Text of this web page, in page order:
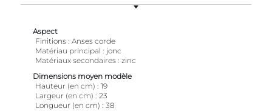
Aspect
Finitions Anses corde
Matériau principal
jonc
Matériaux secondaires zinc
Dimensions moyen modèle
Hauteur (en cm)
19
Largeur (en cm)
23
Longueur (en cm)
38